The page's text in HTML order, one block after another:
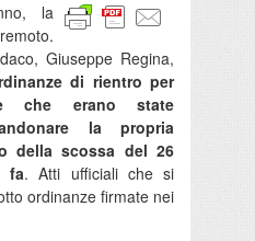
la
Giuseppe Regina,
di rientro per
che erano state
la propria
della scossa del 26
fa. Atti ufficiali che si
ordinanze firmate nei